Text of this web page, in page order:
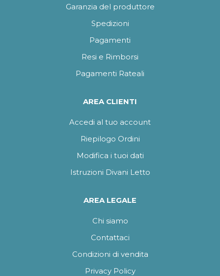
Garanzia del produttore
Spedizioni
Pagamenti
Resi e Rimborsi
Pagamenti Rateali
AREA CLIENTI
Accedi al tuo account
Riepilogo Ordini
Modifica i tuoi dati
Istruzioni Divani Letto
AREA LEGALE
Chi siamo
Contattaci
Condizioni di vendita
Privacy Policy